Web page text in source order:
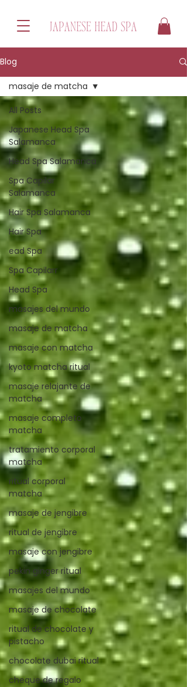
Blog
All Posts
Japanese Head Spa
Salamanca
Head Spa Salamanca
Spa Capilar
Salamanca
Hair Spa Salamanca
Hair Spa
ead Spa
Spa Capilarr
Head Spa
masajes del mundo
masaje de matcha
masaje con matcha
kyoto matcha ritual
masaje relajante de
matcha
masaje completo
matcha
tratamiento corporal
matcha
ritual corporal
matcha
masaje de jengibre
ritual de jengibre
masaje con jengibre
pekin ginger ritual
masajes del mundo
masaje de chocolate
ritual de chocolate y
pistacho
chocolate dubai ritual
cheque de regalo
masaje de matcha